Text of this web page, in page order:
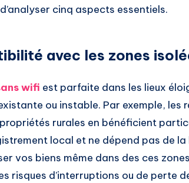
cinq aspects essentiels.
avec les zones
wifi est parfaite dans les lieux
ou instable. Par exemple, les
rurales en bénéficient
local et ne dépend pas de
vos biens même dans des ces
risques d’interruptions ou de perte